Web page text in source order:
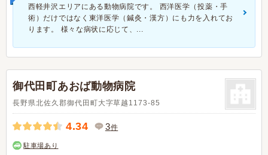
西軽井沢エリアにある動物病院です。 西洋医学（投薬・手
術）だけではなく東洋医学（鍼灸・漢方）にも力を入れてお
ります。 様々な病状に応じて、...
御代田町あおば動物病院
長野県北佐久郡御代田町大字草越1173-85
4.34 3件
駐車場あり